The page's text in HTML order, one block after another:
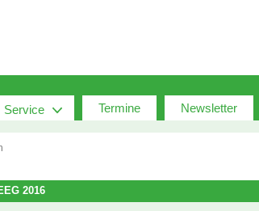
Service Termine Newsletter
2016